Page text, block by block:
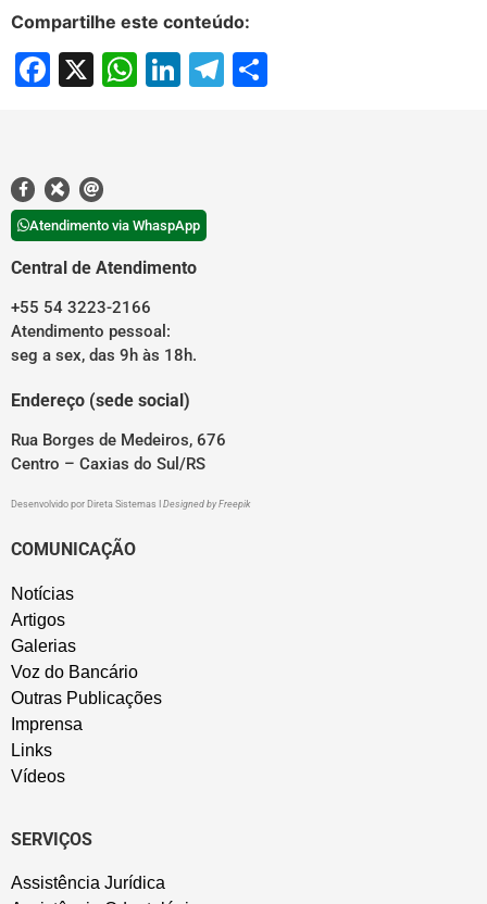
Compartilhe este conteúdo:
Facebook
X WhatsApp
LinkedIn
Telegram
Atendimento via WhaspApp
Central de Atendimento
+55 54 3223-2166
Atendimento pessoal:
seg a sex, das 9h às 18h.
Endereço (sede social)
Rua Borges de Medeiros, 676
Centro – Caxias do Sul/RS
Desenvolvido por Direta Sistemas Designed by Freepik
COMUNICAÇÃO
Notícias
Artigos
Galerias
Voz do Bancário
Outras Publicações
Imprensa
Links
Vídeos
SERVIÇOS
Assistência Jurídica